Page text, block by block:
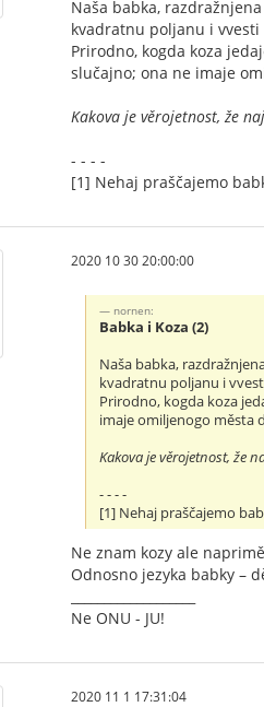
Naša babka,
kvadratnu poljanu i vvesti
Prirodno, kogda koza
slučajno; ona ne imaje
Kakova je věrojetnost, že
- - - -
[1] Nehaj praščajemo
2020 10 30 20:00:00
nornen:
Babka i Koza (2)
Naša babka,
kvadratnu poljanu i
Prirodno, kogda koza
imaje omiljenogo města
Kakova je věrojetnost, že
- - - -
[1] Nehaj praščajemo
Ne znam kozy ale
Odnosno jezyka babky –
Ne ONU - JU!
2020 11 1 17:31:04